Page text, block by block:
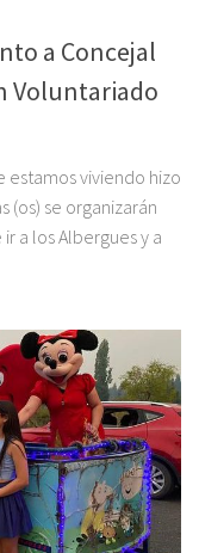
a Concejal
Voluntariado
estamos viviendo hizo
(os) se organizarán
a los Albergues y a